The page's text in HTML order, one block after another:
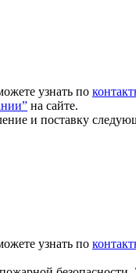
узнать по
на сайте.
и поставку
узнать по